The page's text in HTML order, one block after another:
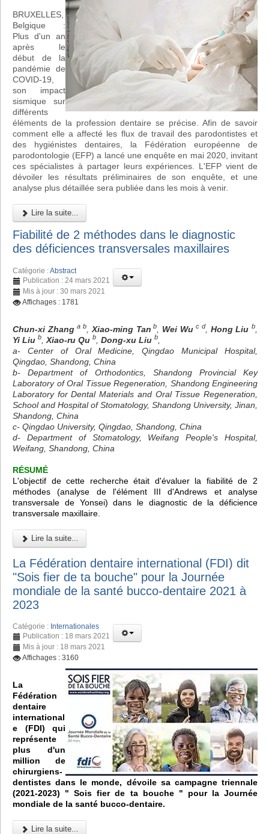
BRUXELLES,
Belgique :
Plus d'un an
après le
début de la
pandémie de
COVID-19,
son impact
sismique sur
différents
éléments de la profession dentaire se précise. Afin de savoir
comment elle a affecté les flux de travail des parodontistes et
des hygiénistes dentaires, la Fédération européenne de
parodontologie (EFP) a lancé une enquête en mai 2020, invitant
ces spécialistes à partager leurs expériences. L'EFP vient de
dévoiler les résultats préliminaires de son enquête, et une
analyse plus détaillée sera publiée dans les mois à venir.
Lire la suite...
Fiabilité de 2 méthodes dans le diagnostic
des déficiences transversales maxillaires
Catégorie :Abstract
Publication : 24 mars 2021
Mis à jour : 30 mars 2021
Affichages : 1781
Chun-xi Zhang a b Xiao-ming Tan b Wei Wu c d Hong Liu b
Yi Liu b Xiao-ru Qu b Dong-xu Liu b
a- Center of Oral Medicine, Qingdao Municipal Hospital,
Qingdao, Shandong, China
b- Department of Orthodontics, Shandong Provincial Key
Laboratory of Oral Tissue Regeneration, Shandong Engineering
Laboratory for Dental Materials and Oral Tissue Regeneration,
School and Hospital of Stomatology, Shandong University, Jinan,
Shandong, China
c- Qingdao University, Qingdao, Shandong, China
d- Department of Stomatology, Weifang People's Hospital,
Weifang, Shandong, China
RÉSUMÉ
L'objectif de cette recherche était d'évaluer la fiabilité de 2
méthodes (analyse de l'élément III d'Andrews et analyse
transversale de Yonsei) dans le diagnostic de la déficience
transversale maxillaire.
Lire la suite...
La Fédération dentaire international (FDI) dit
"Sois fier de ta bouche" pour la Journée
mondiale de la santé bucco-dentaire 2021 à
2023
Catégorie : Internationales
Publication : 18 mars 2021
Mis à jour : 18 mars 2021
Affichages : 3160
La
Fédération
dentaire
international
e (FDI) qui
représente
plus d'un
million de
chirurgiens-
dentistes dans le monde, dévoile sa campagne triennale
(2021-2023) " Sois fier de ta bouche " pour la Journée
mondiale de la santé bucco-dentaire.
Lire la suite...